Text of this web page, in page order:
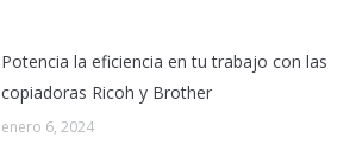
Potencia la eficiencia en tu trabajo con las
copiadoras Ricoh y Brother
enero 6, 2024